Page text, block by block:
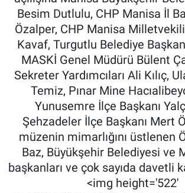
Besim Dutlulu, CHP Manisa İl
Özalper, CHP Manisa
Kavaf, Turgutlu Belediye
MASKİ Genel Müdürü Bülent
Sekreter Yardımcıları Ali Kılıç,
Temiz, Pınar Mine
Yunusemre İlçe Başkanı
Şehzadeler İlçe Başkanı Mert
müzenin mimarlığını üstlenen
Baz, Büyükşehir Belediyesi ve
başkanları ve çok sayıda davetli
<img height='522'